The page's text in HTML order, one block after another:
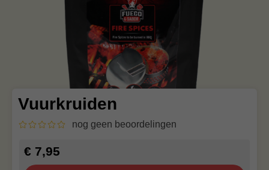
Vuurkruiden
nog geen beoordelingen
€ 7,95